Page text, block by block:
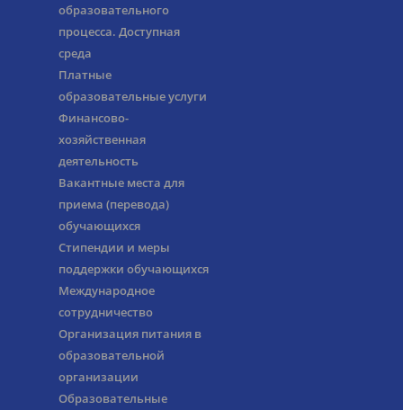
образовательного
процесса. Доступная
среда
Платные
образовательные услуги
Финансово-
хозяйственная
деятельность
Вакантные места для
приема (перевода)
обучающихся
Стипендии и меры
поддержки обучающихся
Международное
сотрудничество
Организация питания в
образовательной
организации
Образовательные